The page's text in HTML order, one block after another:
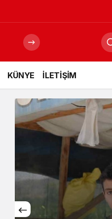
KÜNYE İLETİŞİM
Gündüz Modu
Gece Modu
Gece modunu seçin.